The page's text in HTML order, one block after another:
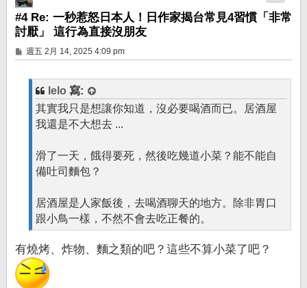
#4 Re: 一秒惹怒日本人！日作家揭台常見4習慣「非常
討厭」 這行為直接沒朋友
文
章
週五 2月 14, 2025 4:09 pm
lelo 寫:
其實我只是想讓你知道，沒必要喝酒而已。居酒屋
我還是不大想去 ...
滑了一天，餓得要死，然後吃幾道小菜？能不能自
備吐司麵包？
居酒屋是人家飯後，去喝酒聊天的地方。除非胃口
跟小鳥一樣，不然不會去吃正餐的。
有燒烤、炸物、麵之類的吧？這些不算小菜了吧？